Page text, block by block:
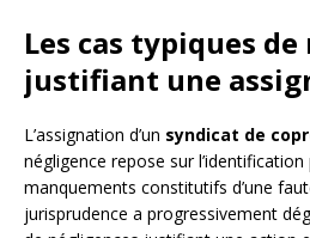
Les cas typiques
justifiant une
L’assignation d’un syndicat de
négligence repose sur l’identification
manquements constitutifs d’une
jurisprudence a progressivement